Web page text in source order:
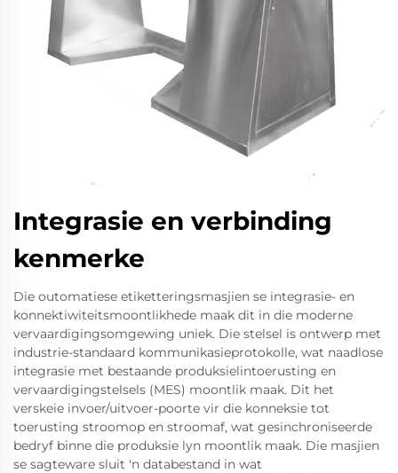
Integrasie en verbinding
kenmerke
Die outomatiese etiketteringsmasjien se integrasie- en
konnektiwiteitsmoontlikhede maak dit in die moderne
vervaardigingsomgewing uniek. Die stelsel is ontwerp met
industrie-standaard kommunikasieprotokolle, wat naadlose
integrasie met bestaande produksielintoerusting en
vervaardigingstelsels (MES) moontlik maak. Dit het
verskeie invoer/uitvoer-poorte vir die konneksie tot
toerusting stroomop en stroomaf, wat gesinchroniseerde
bedryf binne die produksie lyn moontlik maak. Die masjien
se sagteware sluit 'n databestand in wat